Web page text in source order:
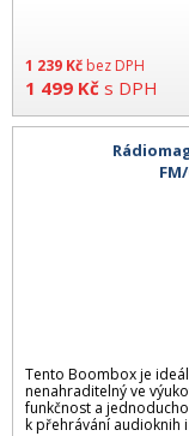
1 239 Kč bez DPH
1 499 Kč s DPH
Tento Boombox je
nenahraditelný ve
funkčnost a
k přehrávání audioknih